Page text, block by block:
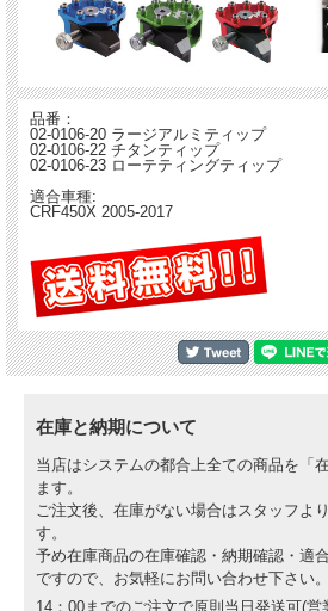
品番：
02-0106-20 ラージアルミティップ
02-0106-22 チタンティップ
02-0106-23 ローテティングティップ
適合車種:
CRF450X 2005-2017
在庫と納期について
当店はシステムの都合上全ての商品を「
ます。
ご注文後、在庫がない場合はスタッフよ
す。
予め在庫商品の在庫確認・納期確認・適
ですので、お気軽にお問い合わせ下さい。
14：00までのご注文で原則当日発送可(営